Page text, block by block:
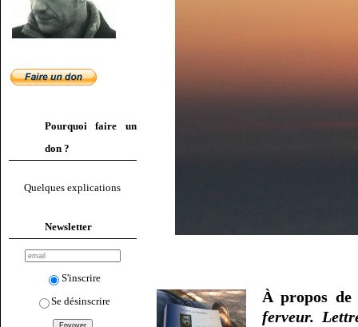
Pourquoi faire un
don ?
Quelques explications
Newsletter
S'inscrire
Se désinscrire
À propos
ferveur.